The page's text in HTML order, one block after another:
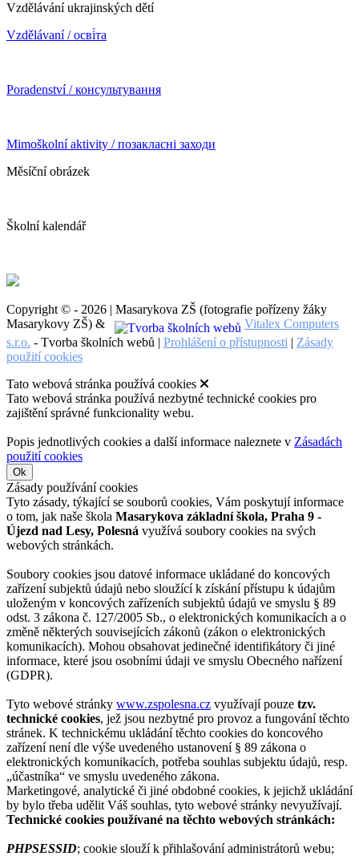
Vzdělávání ukrajinských dětí
Vzdělávaní / осві́та
Poradenství / консультування
Mimoškolní aktivity / позакласні заходи
Měsíční obrázek
Školní kalendář
Copyright © - 2026 | Masarykova ZŠ (fotografie pořízeny žáky
Masarykovy ZŠ) &
Vitalex Computers
s.r.o. - Tvorba školních webů | Prohlášení o přístupnosti | Zásady
použití cookies
Tato webová stránka používá cookies
Tato webová stránka používá nezbytné technické cookies pro
zajištění správné funkcionality webu.
Popis jednotlivých cookies a další informace naleznete v Zásadách
použití cookies
Ok
Zásady používání cookies
Tyto zásady, týkající se souborů cookies, Vám poskytují informace
o tom, jak naše škola Masarykova základní škola, Praha 9 -
Újezd nad Lesy, Polesná využívá soubory cookies na svých
webových stránkách.
Soubory cookies jsou datové informace ukládané do koncových
zařízení subjektů údajů nebo sloužící k získání přístupu k údajům
uloženým v koncových zařízeních subjektů údajů ve smyslu § 89
odst. 3 zákona č. 127/2005 Sb., o elektronických komunikacích a o
změně některých souvisejících zákonů (zákon o elektronických
komunikacích). Mohou obsahovat jedinečné identifikátory či jiné
informace, které jsou osobními údaji ve smyslu Obecného nařízení
(GDPR).
Tyto webové stránky www.zspolesna.cz využívají pouze tzv.
technické cookies, jež jsou nezbytné pro provoz a fungování těchto
stránek. K technickému ukládání těchto cookies do koncového
zařízení není dle výše uvedeného ustanovení § 89 zákona o
elektronických komunikacích, potřeba souhlas subjektu údajů, resp.
„účastníka“ ve smyslu uvedeného zákona.
Marketingové, analytické či jiné obdobné cookies, k jejichž ukládání
by bylo třeba udělit Váš souhlas, tyto webové stránky nevyužívají.
Technické cookies používané na těchto webových stránkách:
PHPSESSID; cookie slouží k přihlašování administrátorů webu;